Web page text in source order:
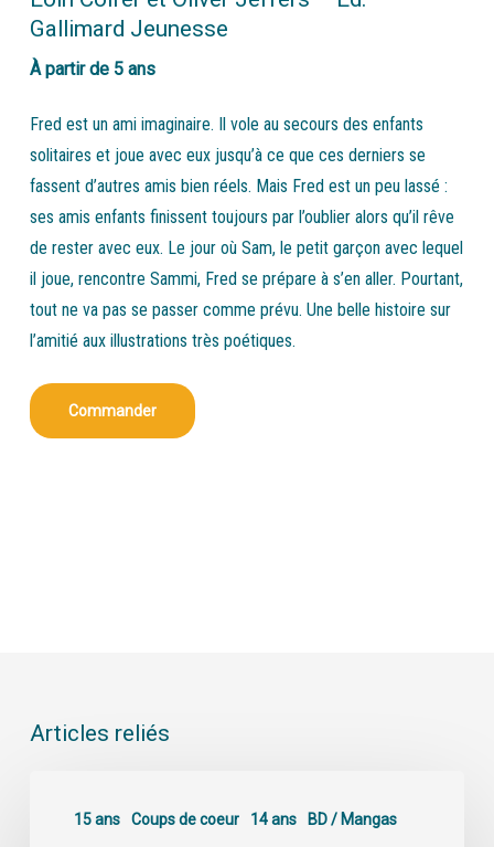
Gallimard Jeunesse
À partir de 5 ans
Fred est un ami imaginaire. Il vole au secours des enfants
solitaires et joue avec eux jusqu’à ce que ces derniers se
fassent d’autres amis bien réels. Mais Fred est un peu lassé :
ses amis enfants finissent toujours par l’oublier alors qu’il rêve
de rester avec eux. Le jour où Sam, le petit garçon avec lequel
il joue, rencontre Sammi, Fred se prépare à s’en aller. Pourtant,
tout ne va pas se passer comme prévu. Une belle histoire sur
l’amitié aux illustrations très poétiques.
Commander
Articles reliés
15 ans Coups de coeur 14 ans BD / Mangas